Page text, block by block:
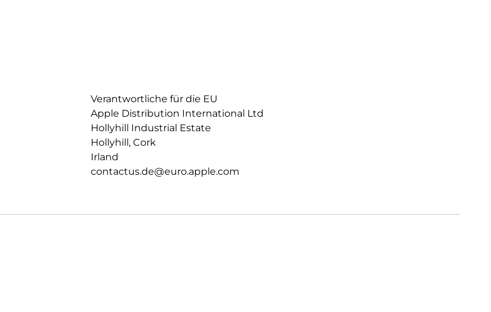
Verantwortliche für die EU
Apple Distribution International Ltd
Hollyhill Industrial Estate
Hollyhill, Cork
Irland
contactus.de@euro.apple.com